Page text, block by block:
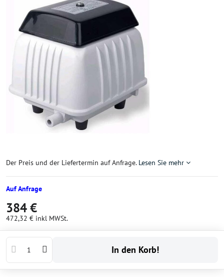
Der Preis und der Liefertermin auf Anfrage. Lesen Sie mehr
Auf Anfrage
384 €
472,32 € inkl MWSt.
In den Korb!